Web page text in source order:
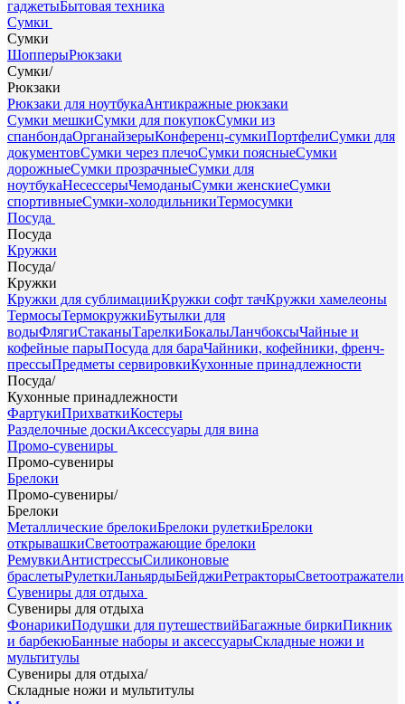
гаджетыБытовая техника
Сумки
Сумки
ШопперыРюкзаки
Сумки/
Рюкзаки
Рюкзаки для ноутбукаАнтикражные рюкзаки
Сумки мешкиСумки для покупокСумки из
спанбондаОрганайзерыКонференц-сумкиПортфелиСумки для
документовСумки через плечоСумки поясныеСумки
дорожныеСумки прозрачныеСумки для
ноутбукаНесессерыЧемоданыСумки женскиеСумки
спортивныеСумки-холодильникиТермосумки
Посуда
Посуда
Кружки
Посуда/
Кружки
Кружки для сублимацииКружки софт тачКружки хамелеоны
ТермосыТермокружкиБутылки для
водыФлягиСтаканыТарелкиБокалыЛанчбоксыЧайные и
кофейные парыПосуда для бараЧайники, кофейники, френч-
прессыПредметы сервировкиКухонные принадлежности
Посуда/
Кухонные принадлежности
ФартукиПрихваткиКостеры
Разделочные доскиАксессуары для вина
Промо-сувениры
Промо-сувениры
Брелоки
Промо-сувениры/
Брелоки
Металлические брелокиБрелоки рулеткиБрелоки
открывашкиСветоотражающие брелоки
РемувкиАнтистрессыСиликоновые
браслетыРулеткиЛаньярдыБейджиРетракторыСветоотражатели
Сувениры для отдыха
Сувениры для отдыха
ФонарикиПодушки для путешествийБагажные биркиПикник
и барбекюБанные наборы и аксессуарыСкладные ножи и
мультитулы
Сувениры для отдыха/
Складные ножи и мультитулы